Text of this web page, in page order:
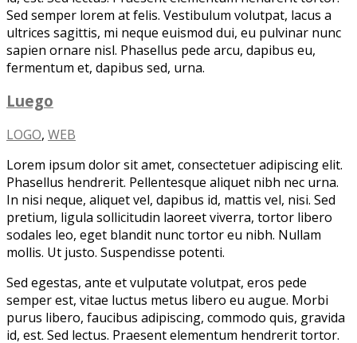
Sed semper lorem at felis. Vestibulum volutpat, lacus a
ultrices sagittis, mi neque euismod dui, eu pulvinar nunc
sapien ornare nisl. Phasellus pede arcu, dapibus eu,
fermentum et, dapibus sed, urna.
Luego
LOGO, WEB
Lorem ipsum dolor sit amet, consectetuer adipiscing elit.
Phasellus hendrerit. Pellentesque aliquet nibh nec urna.
In nisi neque, aliquet vel, dapibus id, mattis vel, nisi. Sed
pretium, ligula sollicitudin laoreet viverra, tortor libero
sodales leo, eget blandit nunc tortor eu nibh. Nullam
mollis. Ut justo. Suspendisse potenti.
Sed egestas, ante et vulputate volutpat, eros pede
semper est, vitae luctus metus libero eu augue. Morbi
purus libero, faucibus adipiscing, commodo quis, gravida
id, est. Sed lectus. Praesent elementum hendrerit tortor.